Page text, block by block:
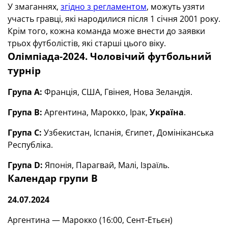
У змаганнях, згідно з регламентом, можуть узяти
участь гравці, які народилися після 1 січня 2001 року.
Крім того, кожна команда може внести до заявки
трьох футболістів, які старші цього віку.
Олімпіада-2024. Чоловічий футбольний
турнір
Група А: Франція, США, Гвінея, Нова Зеландія.
Група В: Аргентина, Марокко, Ірак, Україна.
Група С: Узбекистан, Іспанія, Єгипет, Домініканська
Республіка.
Група D: Японія, Парагвай, Малі, Ізраїль.
Календар групи В
24.07.2024
Аргентина — Марокко (16:00, Сент-Етьєн)